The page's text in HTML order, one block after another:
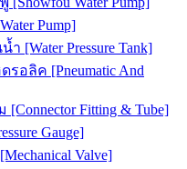
Pump]
[Water Pressure Tank]
อลิค [Pneumatic And
Fitting & Tube]
Gauge]
Valve]